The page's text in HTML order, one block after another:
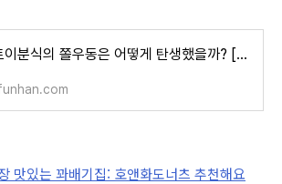
토이분식의 쫄우동은 어떻게 탄생했을까? [제물포지하상가 41년노포식당 토이분식]
맛있는 꽈배기집: 호앤화도너츠 추천해요